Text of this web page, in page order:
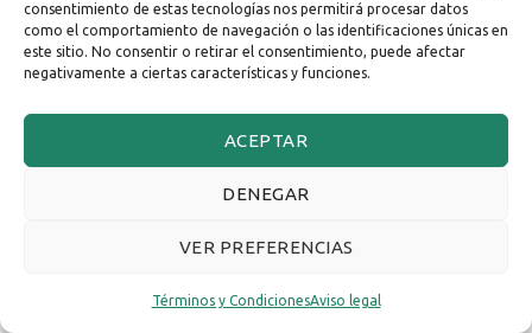
consentimiento de estas tecnologías nos permitirá procesar datos
como el comportamiento de navegación o las identificaciones únicas en
este sitio. No consentir o retirar el consentimiento, puede afectar
negativamente a ciertas características y funciones.
ACEPTAR
DENEGAR
VER PREFERENCIAS
Términos y CondicionesAviso legal